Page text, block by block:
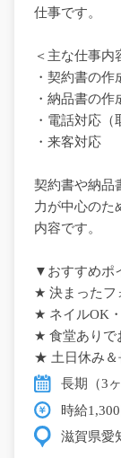
仕事です。
＜主な仕事内
・契約書の作
・納品書の作
・電話対応（
・来客対応
契約書や納品
力が中心のた
内容です。
▼おすすめポ
★ 決まったフ
★ ネイルOK
★ 食堂ありで
★ 土日休み＆
長期（3
時給
滋賀県愛